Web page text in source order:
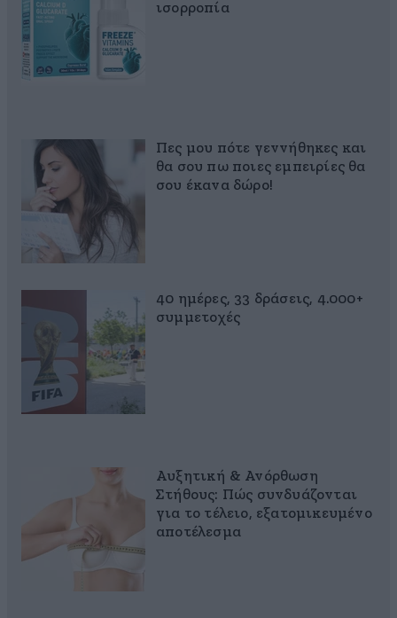
ισορροπία
Πες μου πότε γεννήθηκες και
θα σου πω ποιες εμπειρίες θα
σου έκανα δώρο!
40 ημέρες, 33 δράσεις, 4.000+
συμμετοχές
Αυξητική & Ανόρθωση
Στήθους: Πώς συνδυάζονται
για το τέλειο, εξατομικευμένο
αποτέλεσμα